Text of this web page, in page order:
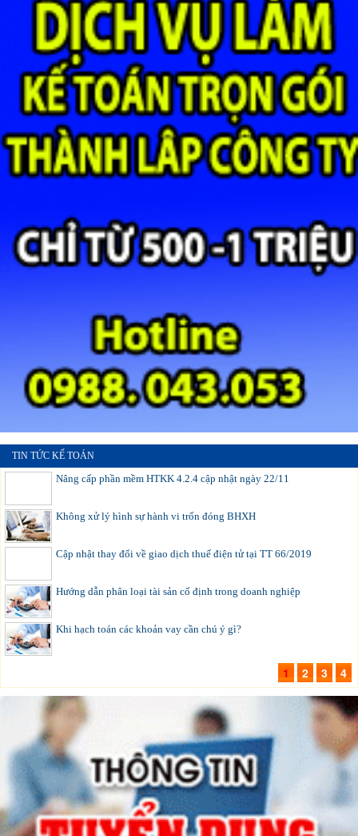
TIN TỨC KẾ TOÁN
Nâng cấp phần mềm HTKK 4.2.4 cập nhật ngày 22/11
Không xử lý hình sự hành vi trốn đóng BHXH
Cập nhật thay đổi về giao dịch thuế điện tử tại TT 66/2019
Hướng dẫn phân loại tài sản cố định trong doanh nghiệp
Khi hạch toán các khoản vay cần chú ý gì?
1 2 3 4